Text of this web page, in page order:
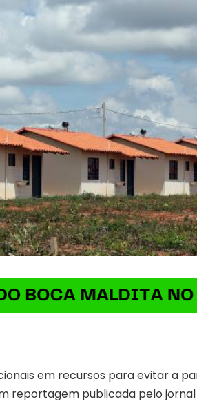
em recursos para evitar a
reportagem publicada pelo jornal